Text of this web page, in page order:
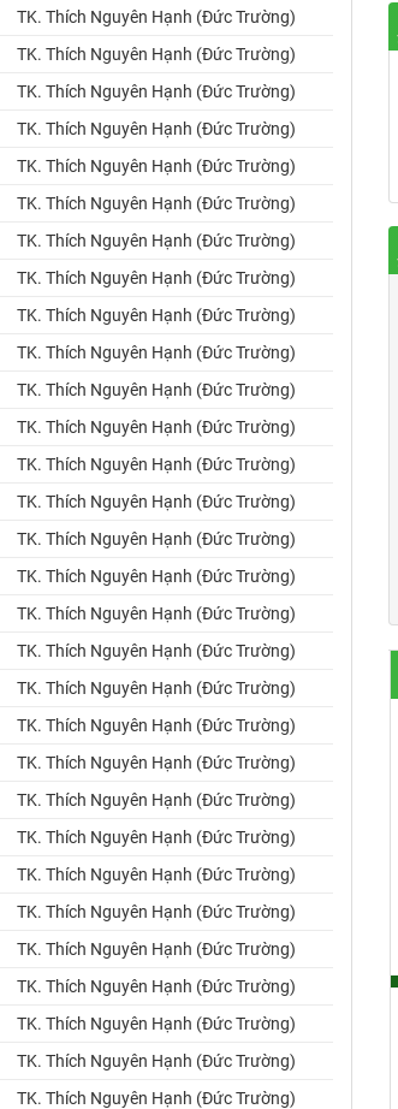
TK. Thích Nguyên Hạnh (Đức Trường)
TK. Thích Nguyên Hạnh (Đức Trường)
TK. Thích Nguyên Hạnh (Đức Trường)
TK. Thích Nguyên Hạnh (Đức Trường)
TK. Thích Nguyên Hạnh (Đức Trường)
TK. Thích Nguyên Hạnh (Đức Trường)
TK. Thích Nguyên Hạnh (Đức Trường)
TK. Thích Nguyên Hạnh (Đức Trường)
TK. Thích Nguyên Hạnh (Đức Trường)
TK. Thích Nguyên Hạnh (Đức Trường)
TK. Thích Nguyên Hạnh (Đức Trường)
TK. Thích Nguyên Hạnh (Đức Trường)
TK. Thích Nguyên Hạnh (Đức Trường)
TK. Thích Nguyên Hạnh (Đức Trường)
TK. Thích Nguyên Hạnh (Đức Trường)
TK. Thích Nguyên Hạnh (Đức Trường)
TK. Thích Nguyên Hạnh (Đức Trường)
TK. Thích Nguyên Hạnh (Đức Trường)
TK. Thích Nguyên Hạnh (Đức Trường)
TK. Thích Nguyên Hạnh (Đức Trường)
TK. Thích Nguyên Hạnh (Đức Trường)
TK. Thích Nguyên Hạnh (Đức Trường)
TK. Thích Nguyên Hạnh (Đức Trường)
TK. Thích Nguyên Hạnh (Đức Trường)
TK. Thích Nguyên Hạnh (Đức Trường)
TK. Thích Nguyên Hạnh (Đức Trường)
TK. Thích Nguyên Hạnh (Đức Trường)
TK. Thích Nguyên Hạnh (Đức Trường)
TK. Thích Nguyên Hạnh (Đức Trường)
TK. Thích Nguyên Hạnh (Đức Trường)